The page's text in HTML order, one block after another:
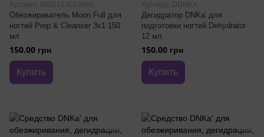
Артикул: 5905123023965
Обезжириватель Moon Full для
ногтей Prep & Cleanser 3x1 150
мл
150.00 грн
Купить
Артикул: DDNKA
Дегидратор DNKa' для
подготовки ногтей Dehydrator
12 мл
150.00 грн
Купить